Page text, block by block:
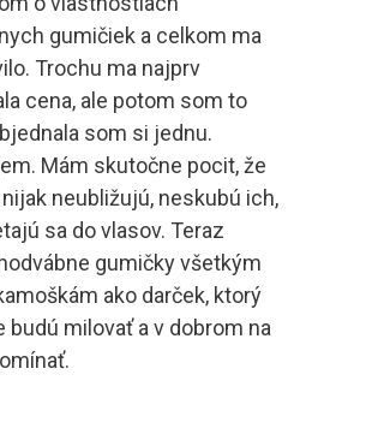
gumičiek a celkom ma
Trochu ma najprv
cena, ale potom som to
som si jednu.
Mám skutočne pocit, že
neubližujú, neskubú ich,
sa do vlasov. Teraz
gumičky všetkým
ako darček, ktorý
budú milovať a v dobrom na